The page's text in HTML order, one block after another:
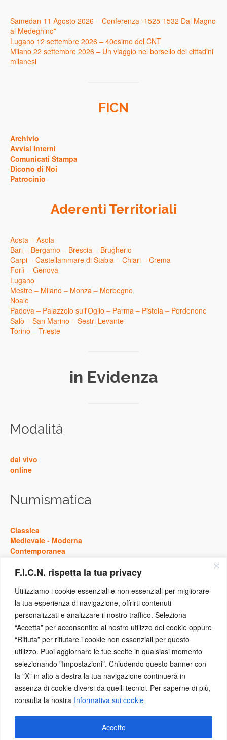
F.I.C.N. rispetta la tua privacy
Utilizziamo i cookie essenziali e non essenziali per migliorare
la tua esperienza di navigazione, offrirti contenuti
personalizzati e analizzare il nostro traffico. Seleziona
“Accetta” per acconsentire al nostro utilizzo dei cookie oppure
“Rifiuta” per rifiutare i cookie non essenziali per questo
utilizzo. Puoi aggiornare le tue scelte in qualsiasi momento
selezionando "Impostazioni". Chiudendo questo banner con
la "X" in alto a destra la tua navigazione continuerà in
assenza di cookie diversi da quelli tecnici. Per saperne di più,
consulta la nostra Informativa sui cookie
Accetto
Samedan 11 Agosto 2026 – Conferenza “1525-1532 Dal Magno
al Medeghino”
Lugano 12 settembre 2026 – 40esimo del CNT
Milano 22 settembre 2026 – Un viaggio nel borsello dei cittadini
milanesi
FICN
Archivio
Avvisi Interni
Comunicati Stampa
Dicono di Noi
Patrocinio
Aderenti Territoriali
Aosta – Asola
Bari – Bergamo – Brescia – Brugherio
Carpi – Castellammare di Stabia – Chiari – Crema
Forlì – Genova
Lugano
Mestre – Milano – Monza – Morbegno
Noale
Padova – Palazzolo sull'Oglio – Parma – Pistoia – Pordenone
Salò – San Marino – Sestri Levante
Torino – Trieste
in Evidenza
Modalità
dal vivo
online
Numismatica
Classica
Medievale - Moderna
Contemporanea
Storia
Medievale-Moderna
Contemporanea
Eventi
Concorsi -Conferenze
Congressi-Convegni
Presentazione Pubblicazione